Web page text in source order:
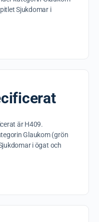
Sjukdomar i
är H409.
Glaukom (grön
i ögat och